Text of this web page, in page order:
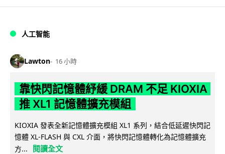
人工智能
Lawton 16 小時
靠快閃記憶體紓緩 DRAM 不足 KIOXIA
推 XL1 記憶體擴充模組
KIOXIA 發表全新記憶體擴充模組 XL1 系列，結合低延遲快閃記
憶體 XL-FLASH 與 CXL 介面，將快閃記憶體轉化為記憶體擴充
方...
閱讀全文